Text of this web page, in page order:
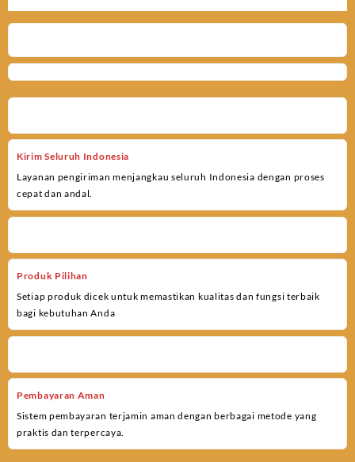
Kirim Seluruh Indonesia
Layanan pengiriman menjangkau seluruh Indonesia dengan proses
cepat dan andal.
Produk Pilihan
Setiap produk dicek untuk memastikan kualitas dan fungsi terbaik
bagi kebutuhan Anda
Pembayaran Aman
Sistem pembayaran terjamin aman dengan berbagai metode yang
praktis dan terpercaya.